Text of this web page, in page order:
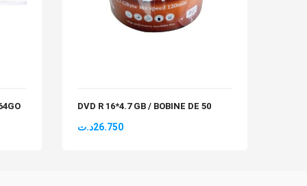
DVD R 16*4.7 GB / BOBINE DE 50
26.750د.ت